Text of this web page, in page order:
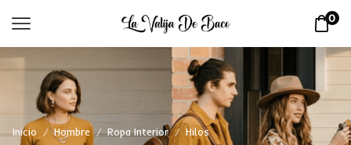
0
Inicio / Hombre / Ropa Interior / Hilos